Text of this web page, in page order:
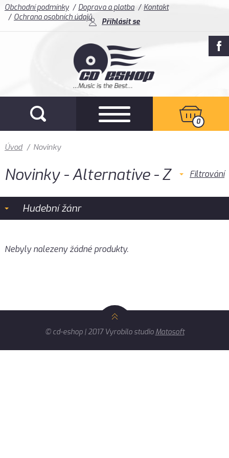
Obchodní podmínky Doprava a platba
Kontakt
Ochrana osobních údajů
Přihlásit se
0
Úvod / Novinky
Novinky - Alternative - Z Filtrování
Hudební žánr
Nebyly nalezeny žádné produkty.
© cd-eshop | 2017 Vyrobilo studio Matosoft